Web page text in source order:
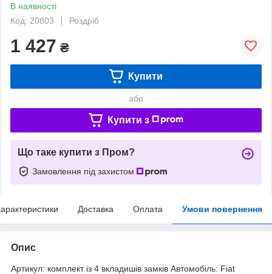
В наявності
Код: 20803
Роздріб
1 427 ₴
Купити
або
Купити з
Що таке купити з Пром?
Замовлення під захистом
Доставка Оплата Умови повернення
Опис
Артикул: комплект із 4 вкладишів замків Автомобіль: Fiat